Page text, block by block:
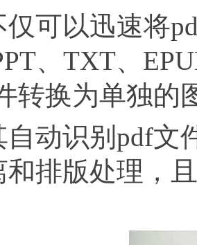
以迅速将pdf
、TXT、
转换为单独的
识别pdf文件
和排版处理，